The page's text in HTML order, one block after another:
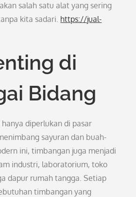
salah satu alat yang sering
kita sadari. https://jual-
di
Bidang
diperlukan di pasar
sayuran dan buah-
ini, timbangan juga menjadi
industri, laboratorium, toko
dapur rumah tangga. Setiap
timbangan yang